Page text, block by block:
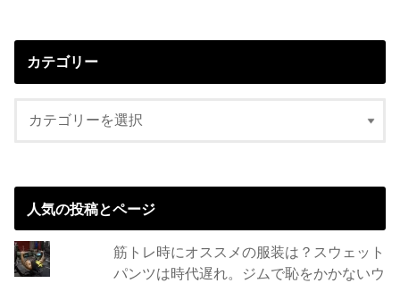
カテゴリー
人気の投稿とページ
筋トレ時にオススメの服装は？スウェット
パンツは時代遅れ。ジムで恥をかかないウ